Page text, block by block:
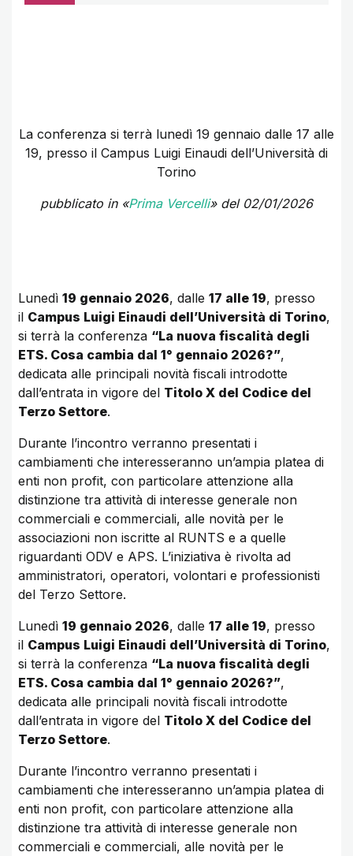
La conferenza si terrà lunedì 19 gennaio dalle 17 alle
19, presso il Campus Luigi Einaudi dell’Università di
Torino
pubblicato in «Prima Vercelli» del 02/01/2026
Lunedì 19 gennaio 2026, dalle 17 alle 19, presso
il Campus Luigi Einaudi dell’Università di Torino,
si terrà la conferenza “La nuova fiscalità degli
ETS. Cosa cambia dal 1° gennaio 2026?”,
dedicata alle principali novità fiscali introdotte
dall’entrata in vigore del Titolo X del Codice del
Terzo Settore.
Durante l’incontro verranno presentati i
cambiamenti che interesseranno un’ampia platea di
enti non profit, con particolare attenzione alla
distinzione tra attività di interesse generale non
commerciali e commerciali, alle novità per le
associazioni non iscritte al RUNTS e a quelle
riguardanti ODV e APS. L’iniziativa è rivolta ad
amministratori, operatori, volontari e professionisti
del Terzo Settore.
Lunedì 19 gennaio 2026, dalle 17 alle 19, presso
il Campus Luigi Einaudi dell’Università di Torino,
si terrà la conferenza “La nuova fiscalità degli
ETS. Cosa cambia dal 1° gennaio 2026?”,
dedicata alle principali novità fiscali introdotte
dall’entrata in vigore del Titolo X del Codice del
Terzo Settore.
Durante l’incontro verranno presentati i
cambiamenti che interesseranno un’ampia platea di
enti non profit, con particolare attenzione alla
distinzione tra attività di interesse generale non
commerciali e commerciali, alle novità per le